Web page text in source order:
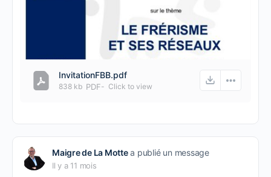
InvitationFBB.pdf
838 kb PDF- Click to view
Maigre de La Mottea publié un message
Il y a 11 mois